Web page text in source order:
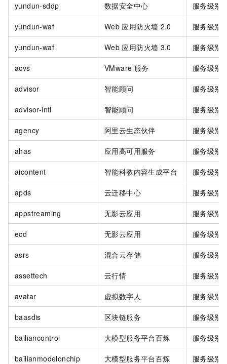
yundun-sddp 数据安全中心 服务级别
yundun-waf Web 应用防火墙 2.0 服务级别
yundun-waf Web 应用防火墙 3.0 服务级别
acvs VMware 服务 服务级别
advisor 智能顾问 服务级别
advisor-intl 智能顾问 服务级别
agency 阿里云生态伙伴 服务级别
ahas 应用高可用服务 服务级别
aicontent 智能科教内容生成平台 服务级别
apds 云迁移中心 服务级别
appstreaming 无影云应用 服务级别
ecd 无影云应用 服务级别
asrs 混合云存储 服务级别
assettech 云行情 服务级别
avatar 虚拟数字人 服务级别
baasdis 区块链服务 服务级别
bailiancontrol 大模型服务平台百炼 服务级别
bailianmodelonchip 大模型服务平台百炼 服务级别